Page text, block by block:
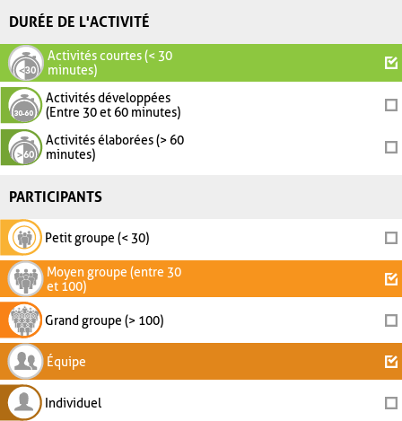
DURÉE DE L'ACTIVITÉ
Activités courtes (< 30
minutes)
Activités développées
(Entre 30 et 60 minutes)
Activités élaborées (> 60
minutes)
PARTICIPANTS
Petit groupe (< 30)
Moyen groupe (entre 30
et 100)
Grand groupe (> 100)
Équipe
Individuel